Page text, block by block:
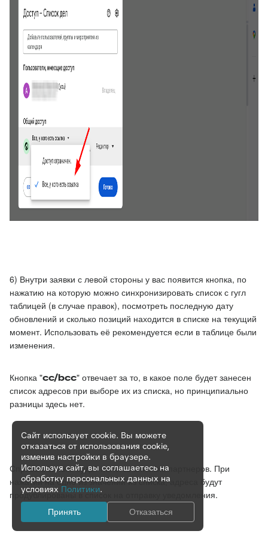
6) Внутри заявки с левой стороны у вас появится кнопка, по
нажатию на которую можно синхронизировать список с гугл
таблицей (в случае правок), посмотреть последную дату
обновлений и сколько позиций находится в списке на текущий
момент. Использовать её рекомендуется если в таблице были
изменения.
Кнопка "cc/bcc" отвечает за то, в какое поле будет занесен
список адресов при выборе их из списка, но принципиально
разницы здесь нет.
Справа в заявке будет поле со списком партнеров. При
нажатии на одно из значений из списка, адреса будут
продублированы в список на отправку уведомления.
Сайт использует cookie. Вы можете
отказаться от использования cookie,
изменив настройки в браузере.
Используя сайт, вы соглашаетесь на
обработку персональных данных на
условиях Политики.
Принять Отказаться